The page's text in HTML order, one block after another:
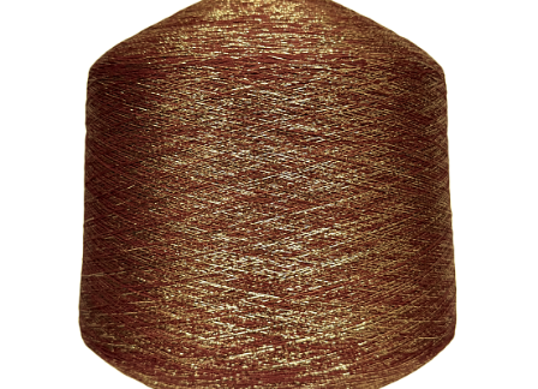
680м/100г
700м/100г
70м/100г
720м/100г
770м/100г
830м/100г
900м/100г